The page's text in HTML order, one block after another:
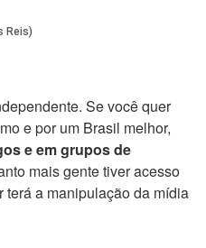
Se você quer
e por um Brasil melhor,
e em grupos de
mais gente tiver acesso
terá a manipulação da mídia